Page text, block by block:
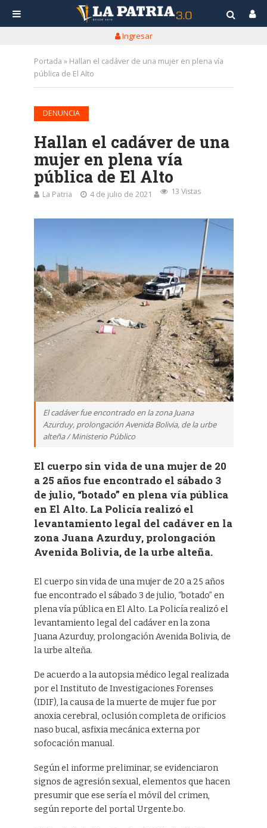
Ingresar
Portada » Hallan el cadáver de una mujer en plena vía
pública de El Alto
DENUNCIA
Hallan el cadáver de una
mujer en plena vía
pública de El Alto
La Patria 4 de julio de 2021 13 Vistas
El cadáver fue encontrado en la zona Juana
Azurduy, prolongación Avenida Bolivia, de la urbe
alteña / Ministerio Público
El cuerpo sin vida de una mujer de 20
a 25 años fue encontrado el sábado 3
de julio, “botado” en plena vía pública
en El Alto. La Policía realizó el
levantamiento legal del cadáver en la
zona Juana Azurduy, prolongación
Avenida Bolivia, de la urbe alteña.
El cuerpo sin vida de una mujer de 20 a 25 años
fue encontrado el sábado 3 de julio, “botado” en
plena vía pública en El Alto. La Policía realizó el
levantamiento legal del cadáver en la zona
Juana Azurduy, prolongación Avenida Bolivia, de
la urbe alteña.
De acuerdo a la autopsia médico legal realizada
por el Instituto de Investigaciones Forenses
(IDIF), la causa de la muerte de mujer fue por
anoxia cerebral, oclusión completa de orificios
naso bucal, asfixia mecánica externa por
sofocación manual.
Según el informe preliminar, se evidenciaron
signos de agresión sexual, elementos que hacen
presumir que ese sería el móvil del crimen,
según reporte del portal Urgente.bo.